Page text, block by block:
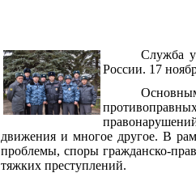
Служба
России. 17
движения и многое другое. В
проблемы, споры гражданско-
тяжких преступлений.